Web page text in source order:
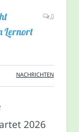
Lernort
0
NACHRICHTEN
2026